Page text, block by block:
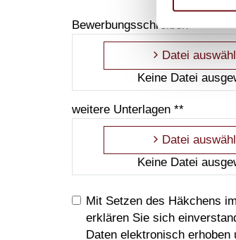
Bewerbungsschreiben **
Datei
Keine Datei
weitere Unterlagen **
Datei
Keine Datei
Mit Setzen des Häkchens
erklären Sie sich
Daten elektronisch